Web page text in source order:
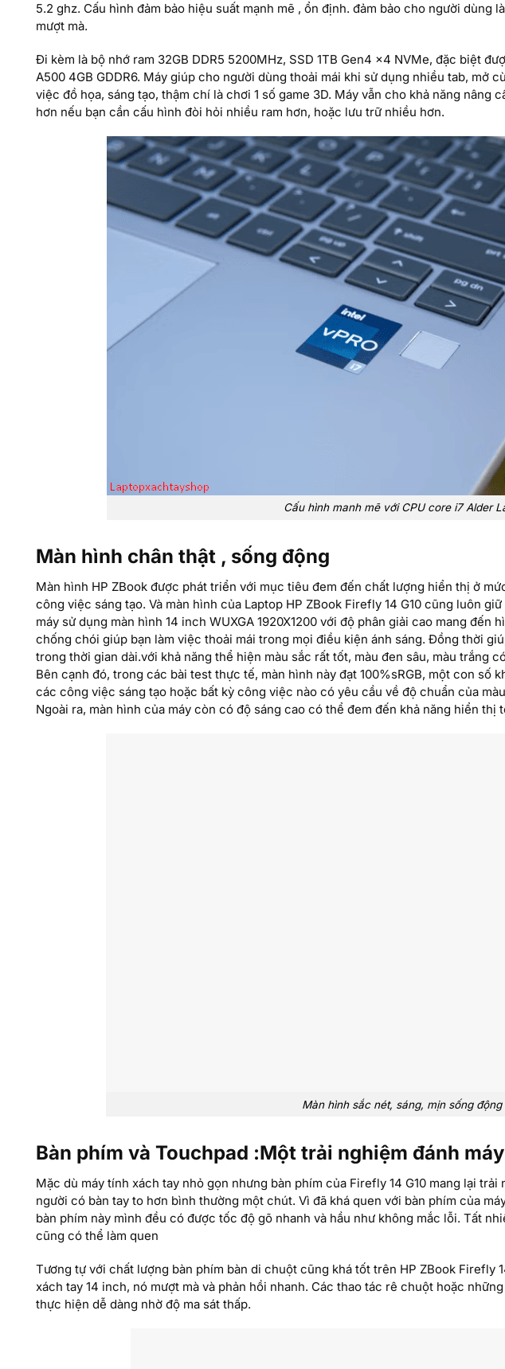
5.2 ghz. Cấu hình đảm bảo hiệu suất mạnh mẽ , ổn định. đảm bảo cho người dùng
mượt mà.
Đi kèm là bộ nhớ ram 32GB DDR5 5200MHz, SSD 1TB Gen4 x4 NVMe, đặc biệt
A500 4GB GDDR6. Máy giúp cho người dùng thoải mái khi sử dụng nhiều tab, mở
việc đồ họa, sáng tạo, thậm chí là chơi 1 số game 3D. Máy vẫn cho khả năng nâng
hơn nếu bạn cần cấu hình đòi hỏi nhiều ram hơn, hoặc lưu trữ nhiều hơn.
Cấu hình manh mẽ với CPU core i7 Alder
Màn hình chân thật , sống động
Màn hình HP ZBook được phát triển với mục tiêu đem đến chất lượng hiển thị ở
công việc sáng tạo. Và màn hình của Laptop HP ZBook Firefly 14 G10 cũng luôn
máy sử dụng màn hình 14 inch WUXGA 1920X1200 với độ phân giải cao mang đến
chống chói giúp bạn làm việc thoải mái trong mọi điều kiện ánh sáng. Đồng thời
trong thời gian dài.với khả năng thể hiện màu sắc rất tốt, màu đen sâu, màu trắng
Bên cạnh đó, trong các bài test thực tế, màn hình này đạt 100%sRGB, một con số
các công việc sáng tạo hoặc bất kỳ công việc nào có yêu cầu về độ chuẩn của
Ngoài ra, màn hình của máy còn có độ sáng cao có thể đem đến khả năng hiển thị
Màn hình sắc nét, sáng, mịn sống động
Bàn phím và Touchpad :Một trải nghiệm đánh
Mặc dù máy tính xách tay nhỏ gọn nhưng bàn phím của Firefly 14 G10 mang lại
người có bàn tay to hơn bình thường một chút. Vì đã khá quen với bàn phím của
bàn phím này mình đều có được tốc độ gõ nhanh và hầu như không mắc lỗi. Tất
cũng có thể làm quen
Tương tự với chất lượng bàn phím bàn di chuột cũng khá tốt trên HP ZBook Firefly
xách tay 14 inch, nó mượt mà và phản hồi nhanh. Các thao tác rê chuột hoặc
thực hiện dễ dàng nhờ độ ma sát thấp.